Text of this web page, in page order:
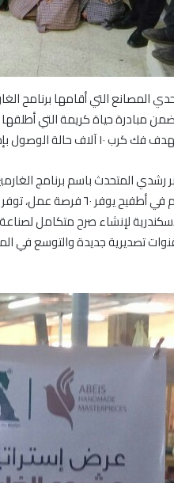
المصانع التي أقامها برنامح
الذين تم فك كربهم منذ إطلاق البرنامج الي ٨٠ الف غارم وغارمة.
رشدي المتحدث باسم برنامج
لإنشاء صرح متكامل
تصديرية جديدة والتوسع في
استكمال